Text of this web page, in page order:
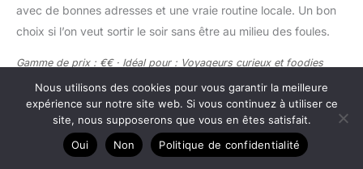
avec de bonnes adresses et une vraie routine locale. Un bon
choix si l’on veut sortir le soir sans être au milieu des foules.
Gamme de prix : €€ · Idéal pour : Voyageurs curieux et foodies
Psyrí et Monastiráki
Accès facile, énergie nocturne, ruelles pleines de bars et de
petites tables. À privilégier si l’on aime l’ambiance, à éviter si
Nous utilisons des cookies pour vous garantir la meilleure
expérience sur notre site web. Si vous continuez à utiliser ce
site, nous supposerons que vous en êtes satisfait.
Oui
Non Politique de confidentialité